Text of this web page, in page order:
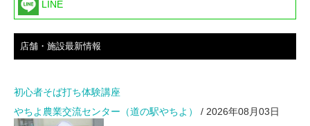
LINE
店舗・施設最新情報
初心者そば打ち体験講座
やちよ農業交流センター（道の駅やちよ）
/ 2026年08月03日